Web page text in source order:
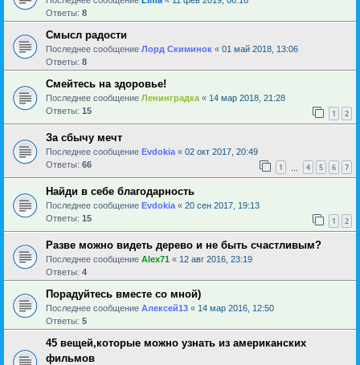
Ответы: 8
Смысл радости
Последнее сообщение Лорд Скиминок « 01 май 2018, 13:06
Ответы: 8
Смейтесь на здоровье!
Последнее сообщение Ленинградка « 14 мар 2018, 21:28
Ответы: 15 1 2
За сбычу мечт
Последнее сообщение Evdokia « 02 окт 2017, 20:49
Ответы: 66 1 4 5 6 7
Найди в себе благодарность
Последнее сообщение Evdokia « 20 сен 2017, 19:13
Ответы: 15 1 2
Разве можно видеть дерево и не быть счастливым?
Последнее сообщение Alex71 « 12 авг 2016, 23:19
Ответы: 4
Порадуйтесь вместе со мной)
Последнее сообщение Алексей13 « 14 мар 2016, 12:50
Ответы: 5
45 вещей,которые можно узнать из американских
фильмов